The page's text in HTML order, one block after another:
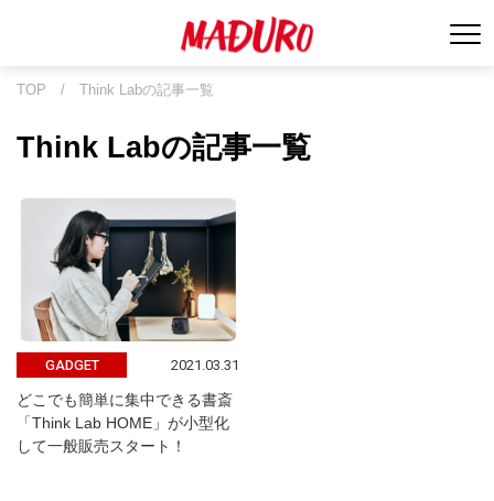
TOP / Think Labの記事一覧
Think Labの記事一覧
GADGET 2021.03.31
どこでも簡単に集中できる書斎
「Think Lab HOME」が小型化
して一般販売スタート！